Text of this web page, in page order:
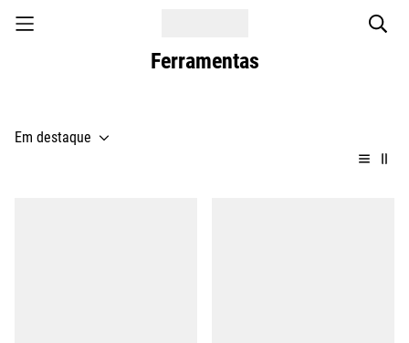
Ferramentas
Em destaque